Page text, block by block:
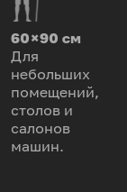
60 × 90 см
Для
небольших
помещений,
столов и
салонов
машин.